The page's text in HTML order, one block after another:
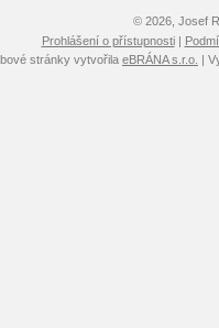
© 2026, Josef
Prohlášení o přístupnosti|
stránky vytvořila eBRÁNA s.r.o. |